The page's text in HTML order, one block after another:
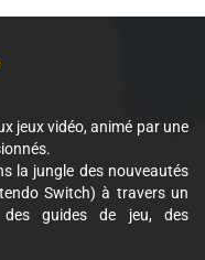
jeux vidéo, animé par une
la jungle des nouveautés
Switch) à travers un
des guides de jeu, des